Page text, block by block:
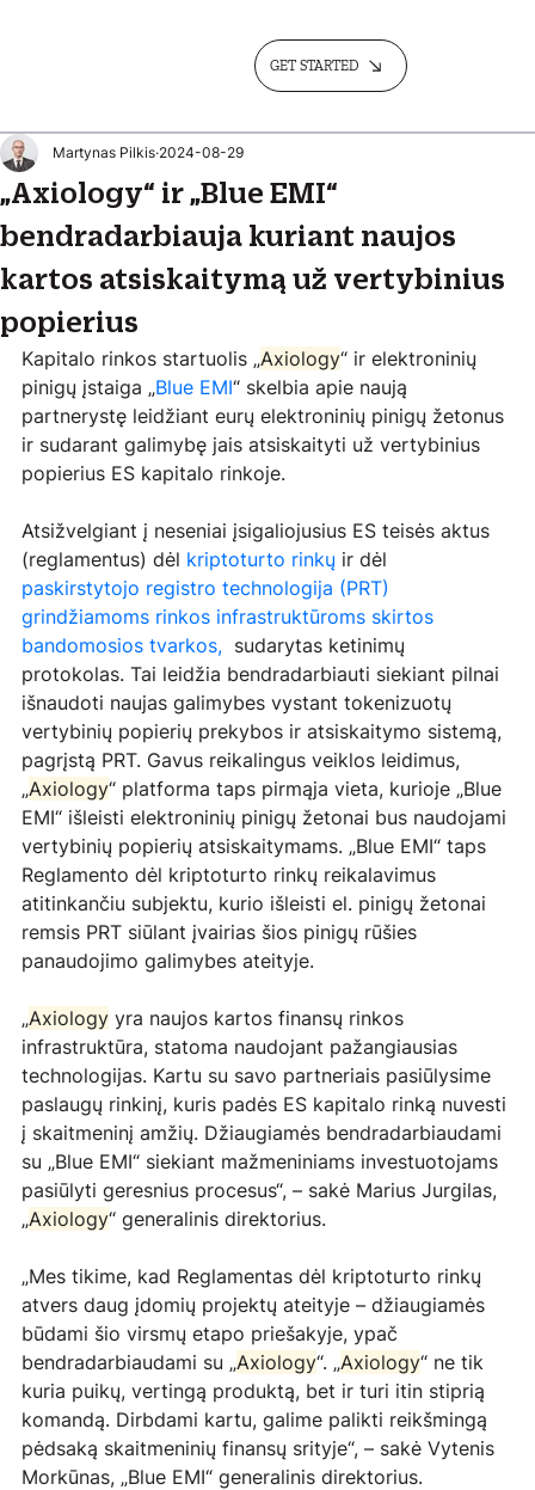
GET STARTED
„Axiology“ ir „Blue EMI“
bendradarbiauja kuriant naujos
kartos atsiskaitymą už vertybinius
popierius
Martynas Pilkis 2024-08-29
Kapitalo rinkos startuolis „Axiology“ ir elektroninių
pinigų įstaiga „Blue EMI“ skelbia apie naują
partnerystę leidžiant eurų elektroninių pinigų žetonus
ir sudarant galimybę jais atsiskaityti už vertybinius
popierius ES kapitalo rinkoje.
Atsižvelgiant į neseniai įsigaliojusius ES teisės aktus
(reglamentus) dėl kriptoturto rinkų ir dėl
paskirstytojo registro technologija (PRT)
grindžiamoms rinkos infrastruktūroms skirtos
bandomosios tvarkos, sudarytas ketinimų
protokolas. Tai leidžia bendradarbiauti siekiant pilnai
išnaudoti naujas galimybes vystant tokenizuotų
vertybinių popierių prekybos ir atsiskaitymo sistemą,
pagrįstą PRT. Gavus reikalingus veiklos leidimus,
„Axiology“ platforma taps pirmąja vieta, kurioje „Blue
EMI“ išleisti elektroninių pinigų žetonai bus naudojami
vertybinių popierių atsiskaitymams. „Blue EMI“ taps
Reglamento dėl kriptoturto rinkų reikalavimus
atitinkančiu subjektu, kurio išleisti el. pinigų žetonai
remsis PRT siūlant įvairias šios pinigų rūšies
panaudojimo galimybes ateityje.
„Axiology yra naujos kartos finansų rinkos
infrastruktūra, statoma naudojant pažangiausias
technologijas. Kartu su savo partneriais pasiūlysime
paslaugų rinkinį, kuris padės ES kapitalo rinką nuvesti
į skaitmeninį amžių. Džiaugiamės bendradarbiaudami
su „Blue EMI“ siekiant mažmeniniams investuotojams
pasiūlyti geresnius procesus“, – sakė Marius Jurgilas,
„Axiology“ generalinis direktorius.
„Mes tikime, kad Reglamentas dėl kriptoturto rinkų
atvers daug įdomių projektų ateityje – džiaugiamės
būdami šio virsmų etapo priešakyje, ypač
bendradarbiaudami su „Axiology“. „Axiology“ ne tik
kuria puikų, vertingą produktą, bet ir turi itin stiprią
komandą. Dirbdami kartu, galime palikti reikšmingą
pėdsaką skaitmeninių finansų srityje“, – sakė Vytenis
Morkūnas, „Blue EMI“ generalinis direktorius.